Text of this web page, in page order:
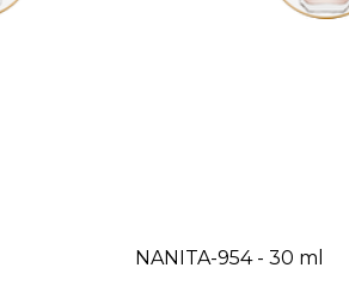
NANITA-954 - 30 ml